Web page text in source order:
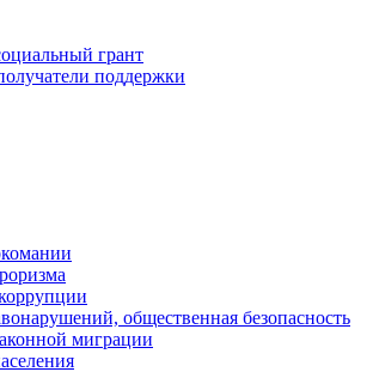
грант
поддержки
общественная безопасность
миграции